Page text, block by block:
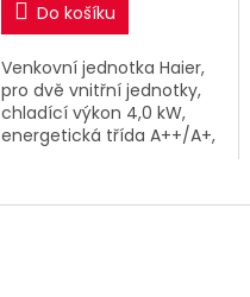
Do košíku
Venkovní jednotka Haier,
pro dvě vnitřní jednotky,
chladící výkon 4,0 kW,
energetická třída A++/A+,